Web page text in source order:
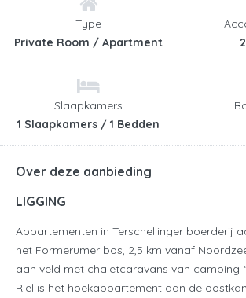
Type
Private Room / Apartment
Slaapkamers
1 Slaapkamers / 1 Bedden
Over deze aanbieding
LIGGING
Appartementen in Terschellinger boerderij
het Formerumer bos, 2,5 km vanaf
aan veld met chaletcaravans van camping
Riel is het hoekappartement aan de